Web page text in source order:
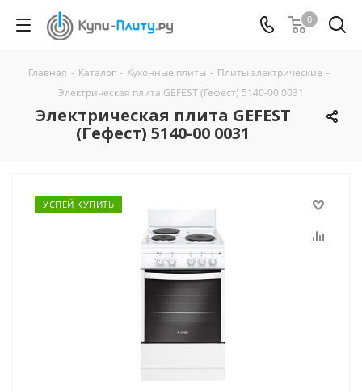
0
Главная - Каталог - Кухонные плиты - Плиты электрические -
Электрическая плита GEFEST (Гефест) 5140-00 0031
Электрическая плита GEFEST
(Гефест) 5140-00 0031
УСПЕЙ КУПИТЬ